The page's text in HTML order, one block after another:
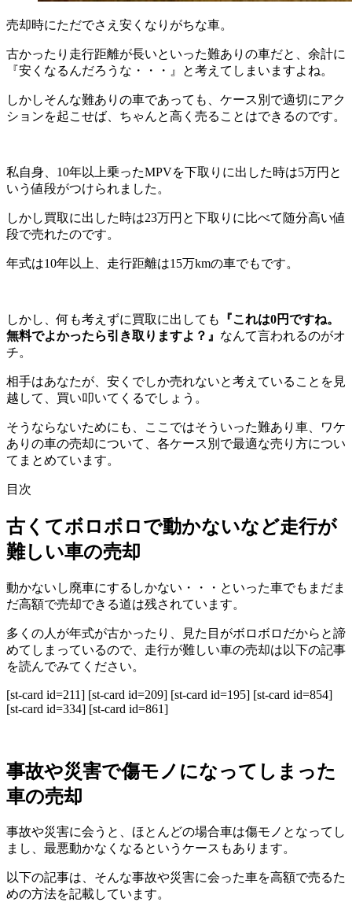
売却時にただでさえ安くなりがちな車。
古かったり走行距離が長いといった難ありの車だと、余計に
『安くなるんだろうな・・・』と考えてしまいますよね。
しかしそんな難ありの車であっても、ケース別で適切にアク
ションを起こせば、ちゃんと高く売ることはできるのです。
私自身、10年以上乗ったMPVを下取りに出した時は5万円と
いう値段がつけられました。
しかし買取に出した時は23万円と下取りに比べて随分高い値
段で売れたのです。
年式は10年以上、走行距離は15万kmの車でもです。
しかし、何も考えずに買取に出しても
『これは0円ですね。
無料でよかったら引き取りますよ？』 なんて言われるのがオ
チ。
相手はあなたが、安くでしか売れないと考えていることを見
越して、買い叩いてくるでしょう。
そうならないためにも、ここではそういった難あり車、ワケ
ありの車の売却について、各ケース別で最適な売り方につい
てまとめています。
目次
古くてボロボロで動かないなど走行が
難しい車の売却
動かないし廃車にするしかない・・・といった車でもまだま
だ高額で売却できる道は残されています。
多くの人が年式が古かったり、見た目がボロボロだからと諦
めてしまっているので、走行が難しい車の売却は以下の記事
を読んでみてください。
[st-card id=211] [st-card id=209] [st-card id=195] [st-card id=854]
[st-card id=334] [st-card id=861]
事故や災害で傷モノになってしまった
車の売却
事故や災害に会うと、ほとんどの場合車は傷モノとなってし
まし、最悪動かなくなるというケースもあります。
以下の記事は、そんな事故や災害に会った車を高額で売るた
めの方法を記載しています。